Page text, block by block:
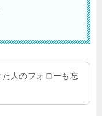
人のフォローも忘